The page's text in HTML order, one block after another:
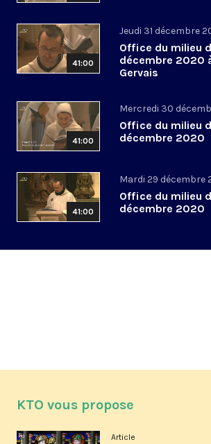
41:00
Jeudi 31 décembre
Office du milieu
décembre 2020
Gervais
41:00
Mercredi 30
Office du milieu
décembre 2020
41:00
Mardi 29 décembre
Office du milieu
décembre 2020
KTO vous propose
Article